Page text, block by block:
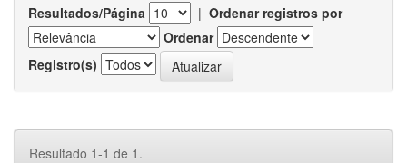
Resultados/Página | Ordenar registros por
Ordenar
Registro(s)
Resultado 1-1 de 1.